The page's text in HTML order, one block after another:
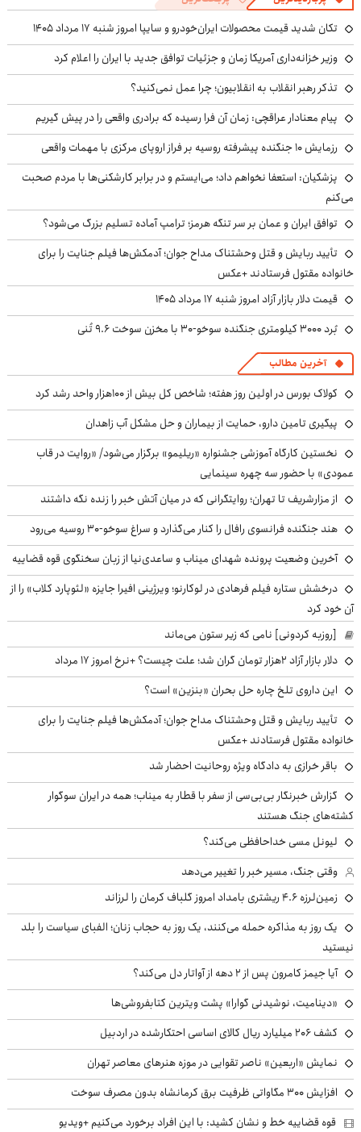
تکان شدید قیمت محصولات ایران‌خودرو و سایپا امروز شنبه ۱۷ مرداد ۱۴۰۵
وزیر خزانه‌داری آمریکا زمان و جزئیات توافق جدید با ایران را اعلام کرد
تذکر رهبر انقلاب به انقلابیون؛ چرا عمل نمی‌کنید؟
پیام معنادار عراقچی: زمان آن فرا رسیده که برادری واقعی را در پیش گیریم
رزمایش ۱۰ جنگنده پیشرفته روسیه بر فراز اروپای مرکزی با مهمات واقعی
پزشکیان: استعفا نخواهم داد؛ می‌ایستم و در برابر کارشکنی‌ها با مردم صحبت
می‌کنم
توافق ایران و عمان بر سر تنگه هرمز؛ ترامپ آماده تسلیم بزرگ می‌شود؟
تأیید ربایش و قتل وحشتناک مداح جوان؛ آدمکش‌ها فیلم جنایت را برای
خانواده مقتول فرستادند +عکس
قیمت دلار بازار آزاد امروز شنبه ۱۷ مرداد ۱۴۰۵
بُرد ۳۰۰۰ کیلومتری جنگنده سوخو-۳۰ با مخزن سوخت ۹.۶ تُنی
آخرین مطالب
کولاک بورس در اولین روز هفته؛ شاخص کل بیش از ۱۰۰هزار واحد رشد کرد
پیگیری تامین دارو، حمایت از بیماران و حل مشکل آب زاهدان
نخستین کارگاه آموزشی جشنواره «ریلیمو» برگزار می‌شود/ «روایت در قاب
عمودی» با حضور سه چهره سینمایی
از مزارشریف تا تهران؛ روایتگرانی که در میان آتش خبر را زنده نگه داشتند
هند جنگنده فرانسوی رافال را کنار می‌گذارد و سراغ سوخو-30 روسیه می‌رود
آخرین وضعیت پرونده شهدای میناب و ساعدی‌نیا از زبان سخنگوی قوه قضاییه
درخشش ستاره فیلم فرهادی در لوکارنو؛ ویرژینی افیرا جایزه «لئوپارد کلاب» را از
آن خود کرد
[روزبه کردونی] نامی که زیر ستون می‌ماند
دلار بازار آزاد ۲هزار تومان گران شد؛ علت چیست؟ +نرخ امروز ۱۷ مرداد
این داروی تلخ چاره حل بحران «بنزین» است؟
تأیید ربایش و قتل وحشتناک مداح جوان؛ آدمکش‌ها فیلم جنایت را برای
خانواده مقتول فرستادند +عکس
باقر خرازی به دادگاه ویژه روحانیت احضار شد
گزارش خبرنگار بی‌بی‌سی از سفر با قطار به میناب؛ همه در ایران سوگوار
کشته‌های جنگ هستند
لیونل مسی خداحافظی می‌کند؟
وقتی جنگ، مسیر خبر را تغییر می‌دهد
زمین‌لرزه ۴.۶ ریشتری بامداد امروز گلباف کرمان را لرزاند
یک روز به مذاکره حمله می‌کنند، یک روز به حجاب زنان؛ الفبای سیاست را بلد
نیستید
آیا جیمز کامرون پس از ۲ دهه از آواتار دل می‌کند؟
«دینامیت، نوشیدنی گوارا» پشت ویترین کتابفروشی‌ها
کشف ۲۰۶ میلیارد ریال کالای اساسی احتکارشده در اردبیل
نمایش «اربعین» ناصر تقوایی در موزه هنرهای معاصر تهران
افزایش ۳۰۰ مگاواتی ظرفیت برق کرمانشاه بدون مصرف سوخت
قوه قضاییه خط و نشان کشید: با این افراد برخورد می‌کنیم +ویدیو